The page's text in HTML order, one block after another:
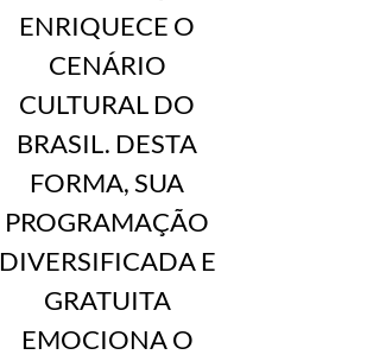
ENRIQUECE O
CENÁRIO
CULTURAL DO
BRASIL. DESTA
FORMA, SUA
PROGRAMAÇÃO
DIVERSIFICADA E
GRATUITA
EMOCIONA O